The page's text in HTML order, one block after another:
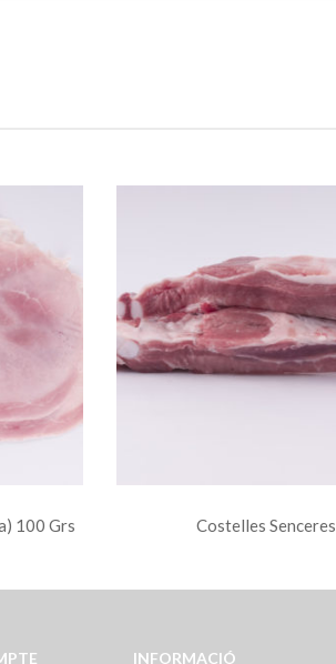
100 Grs Costelles Senceres
INFORMACIÓ